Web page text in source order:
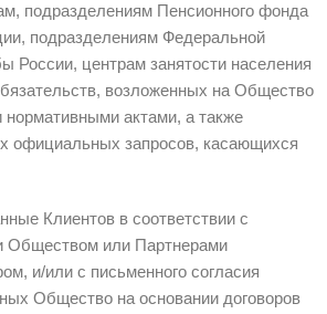
подразделениям Пенсионного фонда
подразделениям Федеральной
России, центрам занятости населения
возложенных на Общество
актами, а также
официальных запросов, касающихся
Клиентов в соответствии с
Обществом или Партнерами
и/или с письменного согласия
Общество на основании договоров